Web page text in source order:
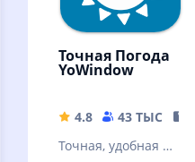
Точная Погода
YoWindow
4.8 43 ТЫС
Точная, удобная и